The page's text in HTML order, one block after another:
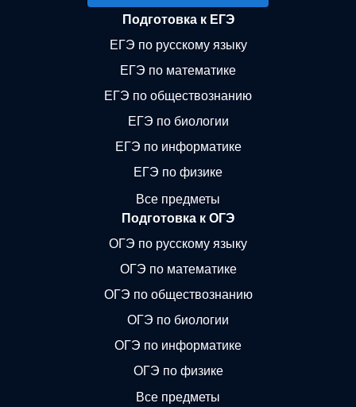
Подготовка к ЕГЭ
ЕГЭ по русскому языку
ЕГЭ по математике
ЕГЭ по обществознанию
ЕГЭ по биологии
ЕГЭ по информатике
ЕГЭ по физике
Все предметы
Подготовка к ОГЭ
ОГЭ по русскому языку
ОГЭ по математике
ОГЭ по обществознанию
ОГЭ по биологии
ОГЭ по информатике
ОГЭ по физике
Все предметы